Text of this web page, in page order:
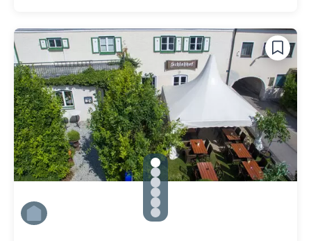
gallery.slide_selector
Zu Slide 1 wechseln
Zu Slide 2 wechseln
Zu Slide 3 wechseln
Zu Slide 4 wechseln
Zu Slide 5 wechseln
Zu Slide 6 wechseln